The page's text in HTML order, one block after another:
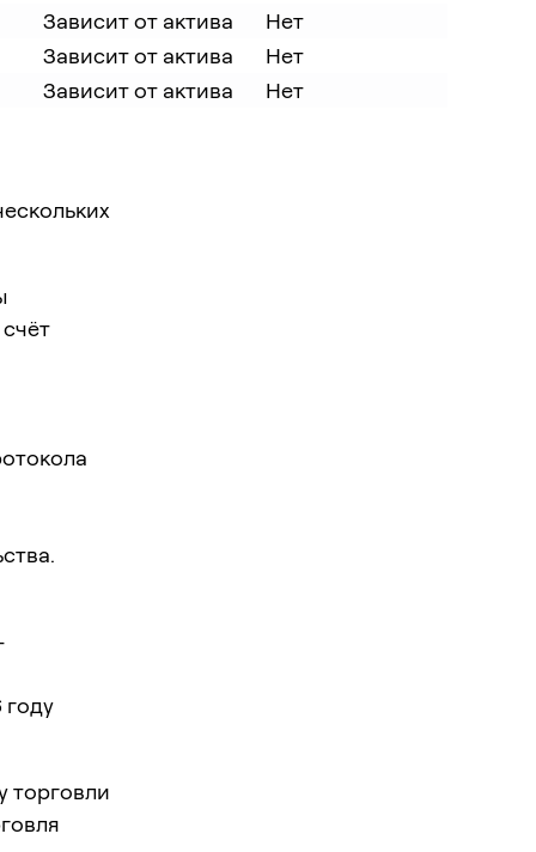
Зависит от актива
Нет
Зависит от актива
Нет
Зависит от актива
Нет
торговли